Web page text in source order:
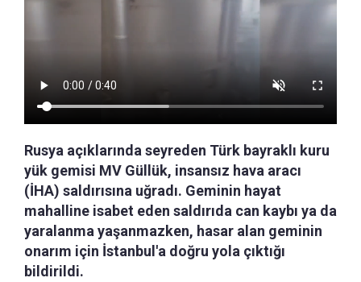
Rusya açıklarında seyreden Türk bayraklı kuru
yük gemisi MV Güllük, insansız hava aracı
(İHA) saldırısına uğradı. Geminin hayat
mahalline isabet eden saldırıda can kaybı ya da
yaralanma yaşanmazken, hasar alan geminin
onarım için İstanbul'a doğru yola çıktığı
bildirildi.